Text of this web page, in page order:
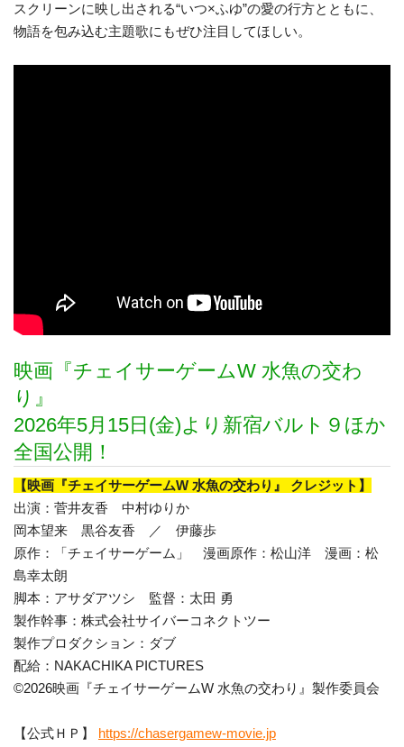
スクリーンに映し出される“いつ×ふゆ”の愛の行方とともに、
物語を包み込む主題歌にもぜひ注目してほしい。
映画『チェイサーゲームW 水魚の交わ
り』
2026年5月15日(金)より新宿バルト９ほか
全国公開！
【映画『チェイサーゲームW 水魚の交わり』 クレジット】
出演：菅井友香 中村ゆりか
岡本望来 黒谷友香 ／ 伊藤歩
原作：「チェイサーゲーム」 漫画原作：松山洋 漫画：松
島幸太朗
脚本：アサダアツシ 監督：太田 勇
製作幹事：株式会社サイバーコネクトツー
製作プロダクション：ダブ
配給：NAKACHIKA PICTURES
©2026映画『チェイサーゲームW 水魚の交わり』製作委員会
【公式ＨＰ】 https://chasergamew-movie.jp